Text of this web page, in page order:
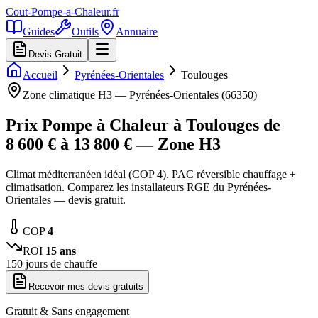
Cout-Pompe-a-Chaleur.fr
Guides
Outils Annuaire
Devis Gratuit
Accueil Pyrénées-Orientales
Toulouges
Zone climatique H3 — Pyrénées-Orientales (66350)
Prix Pompe à Chaleur à Toulouges de
8 600 € à 13 800 € — Zone H3
Climat méditerranéen idéal (COP 4). PAC réversible chauffage +
climatisation. Comparez les installateurs RGE du Pyrénées-
Orientales — devis gratuit.
COP4
ROI 15 ans
150 jours de chauffe
Recevoir mes devis gratuits
Gratuit & Sans engagement